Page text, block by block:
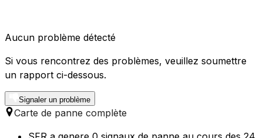
Aucun problème détecté
Si vous rencontrez des problèmes, veuillez soumettre
un rapport ci-dessous.
Signaler un problème
Carte de panne complète